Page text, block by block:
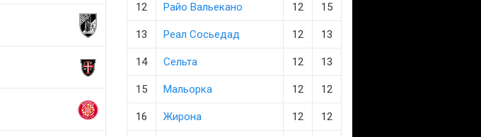
12 Райо Вальекано 12 15
13 Реал Сосьедад 12 13
14 Сельта 12 13
15 Мальорка 12 12
16 Жирона 12 12